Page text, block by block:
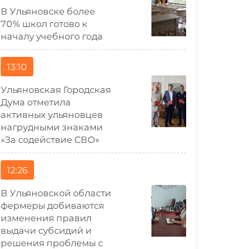
В Ульяновске более
70% школ готово к
началу учебного года
13:10
Ульяновская Городская
Дума отметила
активных ульяновцев
нагрудными знаками
«За содействие СВО»
12:26
В Ульяновской области
фермеры добиваются
изменения правил
выдачи субсидий и
решения проблемы с